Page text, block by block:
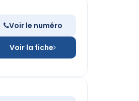
Voir le numéro
Voir la fiche